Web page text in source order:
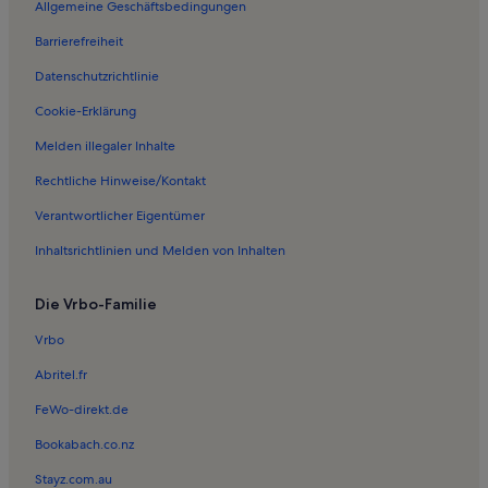
Ferienwohnungen in FC Bayern Erlebniswelt
Ferienwohnungen in Schwabing-Freimann
Ferienwohnungen in Roberto Beach
Ferienwohnungen in Daglfing
Ferienwohnungen in Dream-Bowl Palace
Ferienwohnungen in Ismaning
Ferienwohnungen in Oberbayern
Ferienwohnungen in Dornach
Ferienwohnungen in Trudering-Riem
Ferienwohnungen in Neufinsing
Ferienwohnungen in Parsdorf
Ferienwohnungen in Berg am Laim
Ferienwohnungen in Johanneskirchen
Ferienwohnungen in Riem
Allgemeine Geschäftsbedingungen
Barrierefreiheit
Datenschutzrichtlinie
Cookie-Erklärung
Melden illegaler Inhalte
Rechtliche Hinweise/Kontakt
Verantwortlicher Eigentümer
Inhaltsrichtlinien und Melden von Inhalten
Die Vrbo-Familie
Vrbo
Abritel.fr
FeWo-direkt.de
Bookabach.co.nz
Stayz.com.au